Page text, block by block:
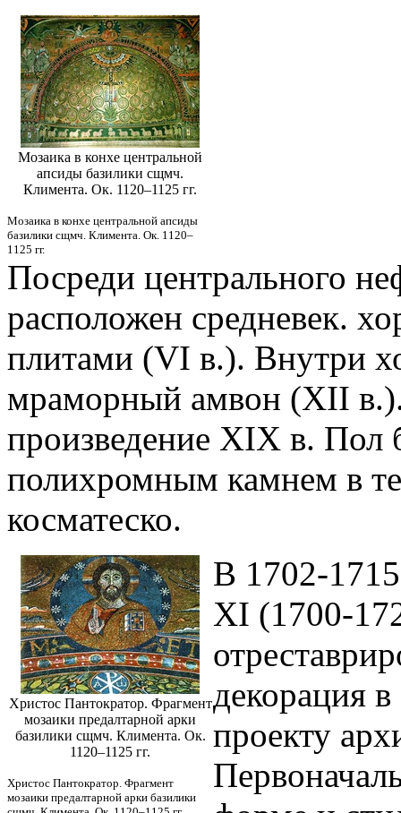
Мозаика в конхе центральной
апсиды базилики сщмч.
Климента. Ок. 1120–1125 гг.
Мозаика в конхе центральной апсиды
базилики сщмч. Климента. Ок. 1120–
1125 гг.
Посреди центрального
расположен средневек.
плитами (VI в.). Внутри
мраморный амвон (XII
произведение XIX в.
полихромным камнем в
косматеско.
Христос Пантократор. Фрагмент
мозаики предалтарной арки
базилики сщмч. Климента. Ок.
1120–1125 гг.
Христос Пантократор. Фрагмент
мозаики предалтарной арки базилики
В 1702-
XI (1700-
декорация
проекту